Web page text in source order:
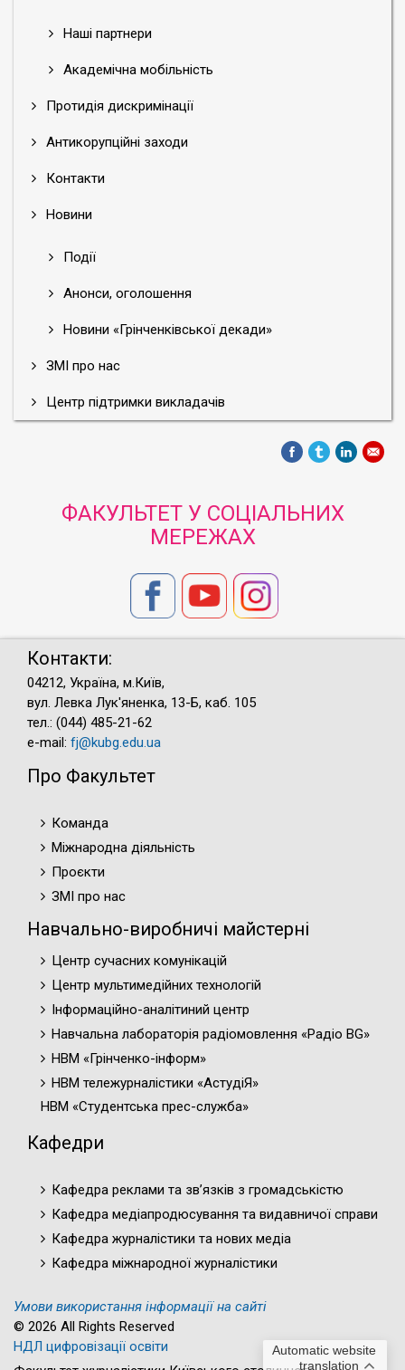
Наші партнери
Академічна мобільність
Протидія дискримінації
Антикорупційні заходи
Контакти
Новини
Події
Анонси, оголошення
Новини «Грінченківської декади»
ЗМІ про нас
Центр підтримки викладачів
Automatic website
translation
ФАКУЛЬТЕТ У СОЦІАЛЬНИХ
МЕРЕЖАХ
Контакти:
04212, Україна, м.Київ,
вул. Левка Лук'яненка, 13-Б, каб. 105
тел.: (044) 485-21-62
e-mail: fj@kubg.edu.ua
Про Факультет
Команда
Міжнародна діяльність
Проєкти
ЗМІ про нас
Навчально-виробничі майстерні
Центр сучасних комунікацій
Центр мультимедійних технологій
Інформаційно-аналітиний центр
Навчальна лабораторія радіомовлення «Радіо BG»
НВМ «Грінченко-інформ»
НВМ тележурналістики «АстудіЯ»
НВМ «Студентська прес-служба»
Кафедри
Кафедра реклами та зв’язків з громадськістю
Кафедра медіапродюсування та видавничої справи
Кафедра журналістики та нових медіа
Кафедра міжнародної журналістики
Умови використання інформації на сайті
© 2026 All Rights Reserved
НДЛ цифровізації освіти